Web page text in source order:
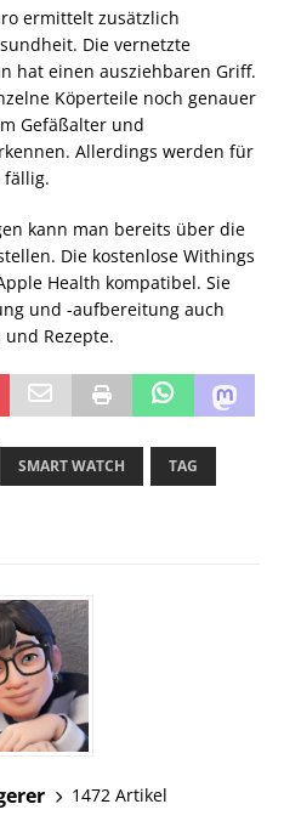
ermittelt zusätzlich
Die vernetzte
hat einen ausziehbaren Griff.
Köperteile noch genauer
Gefäßalter und
Allerdings werden für
fällig.
kann man bereits über die
Die kostenlose Withings
Health kompatibel. Sie
und -aufbereitung auch
Rezepte.
SMART WATCH TAG
1472 Artikel